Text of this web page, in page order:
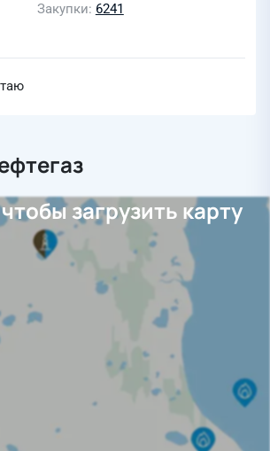
Закупки 6241
загрузить карту